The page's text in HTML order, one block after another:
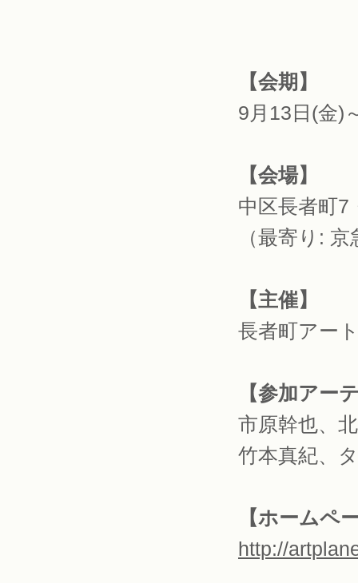
【会期】
9月13日(金)
【会場】
中区長者町7
（最寄り:
【主催】
長者町アー
【参加アー
市原幹也、
竹本真紀、
【ホームペ
http://